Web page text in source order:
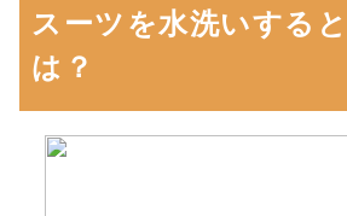
スーツを水洗いする
は？